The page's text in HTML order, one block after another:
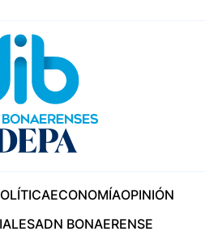
ECONOMÍAOPINIÓN
ADN BONAERENSE